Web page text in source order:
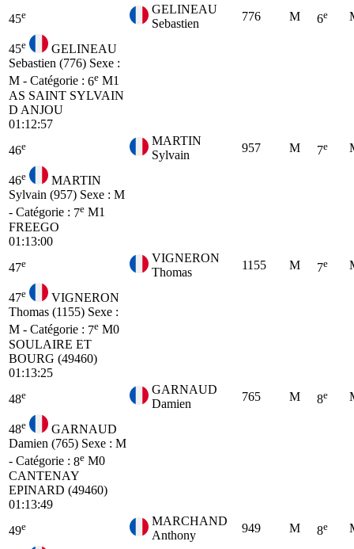
45e
GELINEAU
Sebastien
776 M 6e
45e
GELINEAU
Sebastien (776) Sexe :
M - Catégorie : 6e M1
AS SAINT SYLVAIN
D ANJOU
01:12:57
46e
MARTIN
Sylvain
957 M 7e
46e
MARTIN
Sylvain (957) Sexe : M
- Catégorie : 7e M1
FREEGO
01:13:00
47e
VIGNERON
Thomas
1155 M 7e
47e
VIGNERON
Thomas (1155) Sexe :
M - Catégorie : 7e M0
SOULAIRE ET
BOURG (49460)
01:13:25
48e
GARNAUD
Damien
765 M 8e
48e
GARNAUD
Damien (765) Sexe : M
- Catégorie : 8e M0
CANTENAY
EPINARD (49460)
01:13:49
49e
MARCHAND
Anthony
949 M 8e